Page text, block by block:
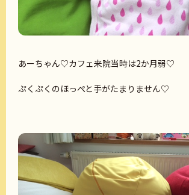
あーちゃん♡カフェ来院当時は2か月弱♡
ぷくぷくのほっぺと手がたまりません♡